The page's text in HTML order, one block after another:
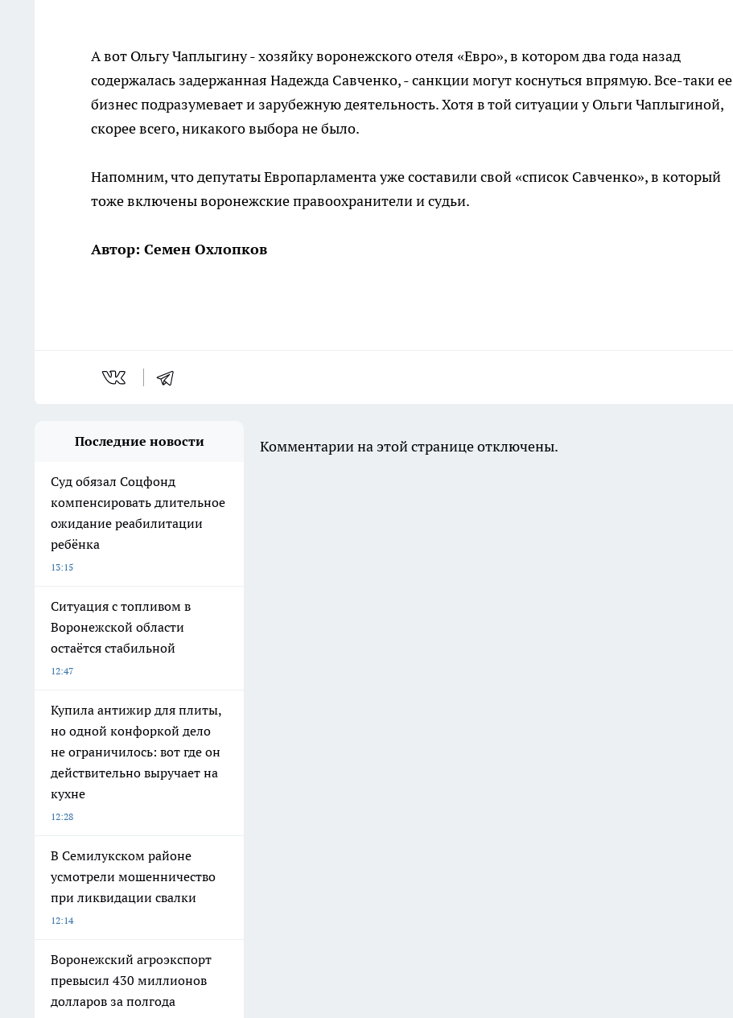
А вот Ольгу Чаплыгину - хозяйку воронежского отеля «Евро», в котором два года назад
содержалась задержанная Надежда Савченко, - санкции могут коснуться впрямую. Все-таки ее
бизнес подразумевает и зарубежную деятельность. Хотя в той ситуации у Ольги Чаплыгиной,
скорее всего, никакого выбора не было.
Напомним, что депутаты Европарламента уже составили свой «список Савченко», в который
тоже включены воронежские правоохранители и судьи.
Автор: Семен Охлопков
Последние новости
Суд обязал Соцфонд
компенсировать длительное
ожидание реабилитации
ребёнка
13:15
Ситуация с топливом в
Воронежской области
остаётся стабильной
12:47
Купила антижир для плиты,
но одной конфоркой дело
не ограничилось: вот где он
действительно выручает на
кухне
12:28
В Семилукском районе
усмотрели мошенничество
при ликвидации свалки
12:14
Воронежский агроэкспорт
превысил 430 миллионов
долларов за полгода
Комментарии на этой странице отключены.